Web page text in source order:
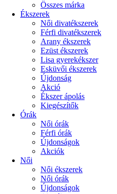
Összes márka
Ékszerek
Női divatékszerek
Férfi divatékszerek
Arany ékszerek
Ezüst ékszerek
Lisa gyerekékszer
Esküvői ékszerek
Újdonság
Akció
Ékszer ápolás
Kiegészítők
Órák
Női órák
Férfi órák
Újdonságok
Akciók
Női
Női ékszerek
Női órák
Újdonságok